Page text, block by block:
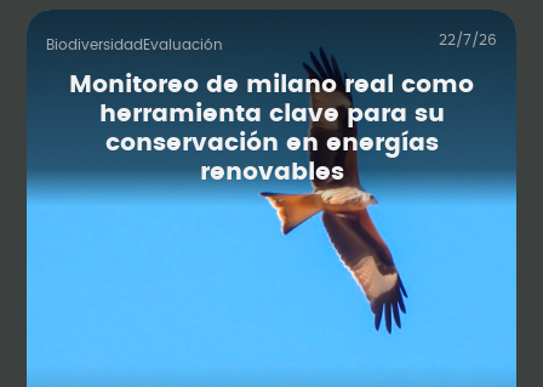
Biodiversidad Evaluación 22/7/26
Monitoreo de milano real como
herramienta clave para su
conservación en energías
renovables